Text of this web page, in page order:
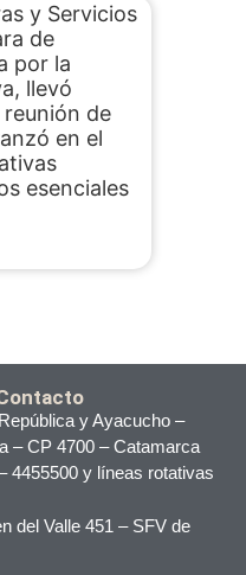
y Servicios
de
por la
llevó
de
en el
esenciales
República y Ayacucho –
– CP 4700 – Catamarca
4455500 y líneas rotativas
del Valle 451 – SFV de